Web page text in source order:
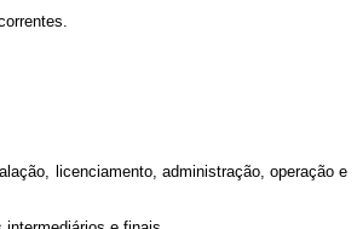
licenciamento, administração, operação e